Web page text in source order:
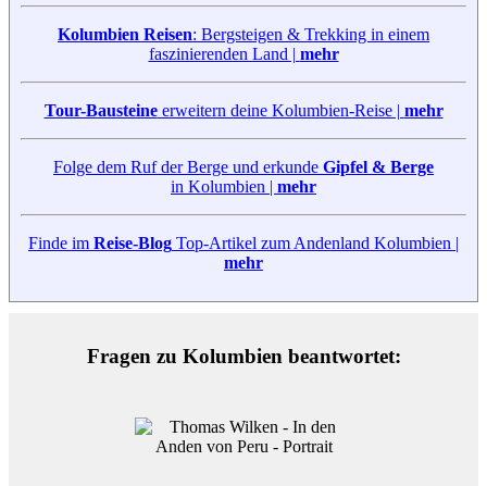
Kolumbien Reisen: Bergsteigen & Trekking in einem
faszinierenden Land | mehr
Tour-Bausteineerweitern deine Kolumbien-Reise | mehr
Folge dem Ruf der Berge und erkunde Gipfel & Berge
in Kolumbien | mehr
Finde im Reise-Blog Top-Artikel zum Andenland Kolumbien |
mehr
Fragen zu Kolumbien beantwortet: